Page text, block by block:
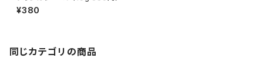
¥380
同じカテゴリの商品